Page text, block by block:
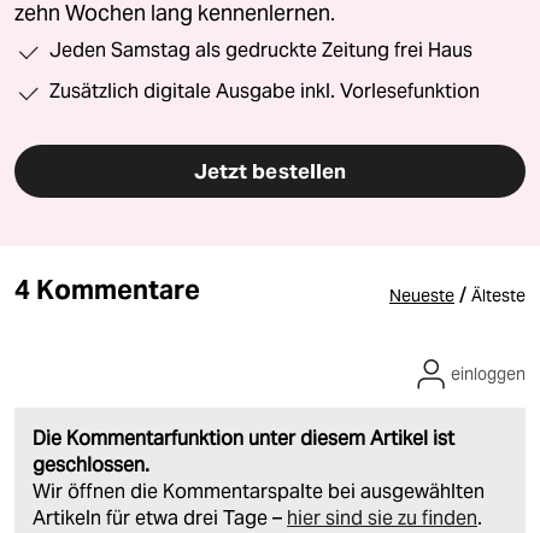
zehn Wochen lang kennenlernen.
Jeden Samstag als gedruckte Zeitung frei Haus
Zusätzlich digitale Ausgabe inkl. Vorlesefunktion
Jetzt bestellen
4 Kommentare Neueste / Älteste
Die Kommentarfunktion unter diesem Artikel ist
geschlossen.
Wir öffnen die Kommentarspalte bei ausgewählten
Artikeln für etwa drei Tage – hier sind sie zu finden.
einloggen